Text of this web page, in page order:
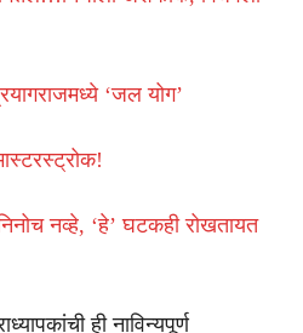
‘जल योग’
नव्हे, ‘हे’ घटकही रोखतायत
ही नाविन्यपूर्ण